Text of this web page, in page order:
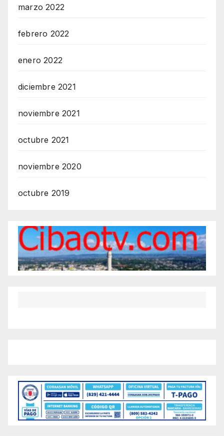
marzo 2022
febrero 2022
enero 2022
diciembre 2021
noviembre 2021
octubre 2021
noviembre 2020
octubre 2019